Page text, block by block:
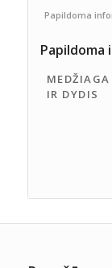
Papildoma
Papildoma
MEDŽIAGA
IR DYDIS